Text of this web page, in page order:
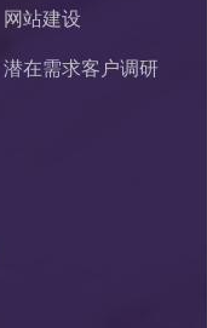
网站建设
潜在需求客户调研